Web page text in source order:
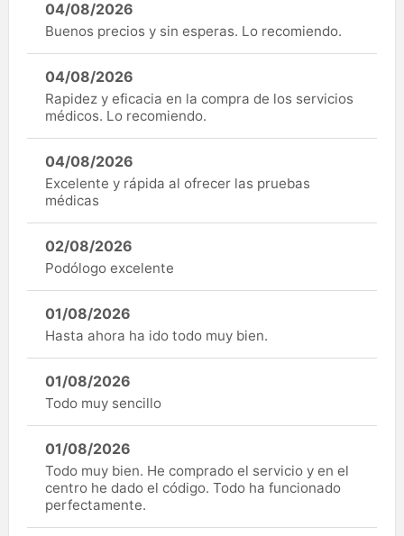
04/08/2026
Buenos precios y sin esperas. Lo recomiendo.
04/08/2026
Rapidez y eficacia en la compra de los servicios
médicos. Lo recomiendo.
04/08/2026
Excelente y rápida al ofrecer las pruebas
médicas
02/08/2026
Podólogo excelente
01/08/2026
Hasta ahora ha ido todo muy bien.
01/08/2026
Todo muy sencillo
01/08/2026
Todo muy bien. He comprado el servicio y en el
centro he dado el código. Todo ha funcionado
perfectamente.